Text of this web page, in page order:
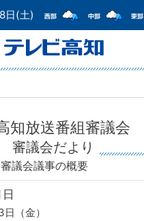
日(土)
知放送番組審議会
審議会だより
議会議事の概要
（金）